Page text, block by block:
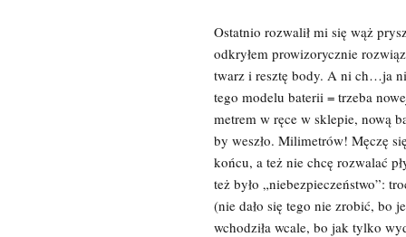
Ostatnio rozwalił mi się wąż
odkryłem prowizorycznie
twarz i resztę body. A ni ch…ja
tego modelu baterii = trzeba
metrem w ręce w sklepie, nową
by weszło. Milimetrów! Męczę
końcu, a też nie chcę rozwalać
też było „niebezpieczeństwo”:
(nie dało się tego nie zrobić, bo
wchodziła wcale, bo jak tylko